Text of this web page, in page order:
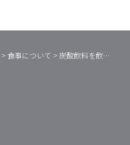
> 食事について > 炭酸飲料を飲むと老ける？？